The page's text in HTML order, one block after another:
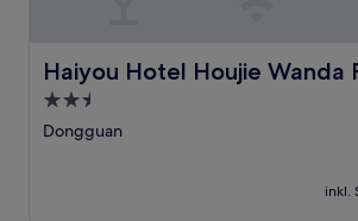
Haiyou Hotel Houjie Wanda
Haiyou Hotel Houjie Wanda Plaza
2.5-
Sterne-
Dongguan
inkl.